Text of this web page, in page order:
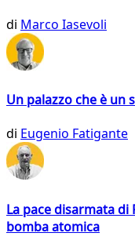
di Marco Iasevoli
Un palazzo che è un
di Eugenio Fatigante
La pace disarmata di
bomba atomica